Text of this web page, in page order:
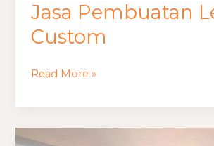
Jasa Pembuatan
Custom
Jasa
Pembuatan
Lemari
Read More »